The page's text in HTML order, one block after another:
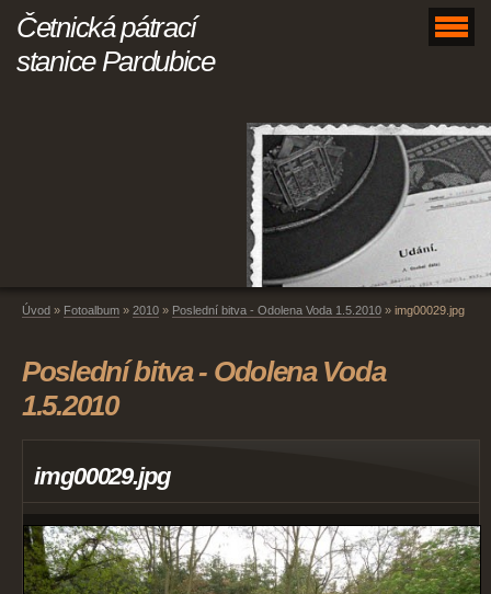
Četnická pátrací
stanice Pardubice
Úvod » Fotoalbum » 2010 » Poslední bitva - Odolena Voda 1.5.2010 » img00029.jpg
Poslední bitva - Odolena Voda
1.5.2010
img00029.jpg